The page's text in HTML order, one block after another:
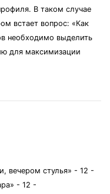
В таком случае
встает вопрос: «Как
необходимо выделить
для максимизации
вечером стулья» - 12 -
- 12 -